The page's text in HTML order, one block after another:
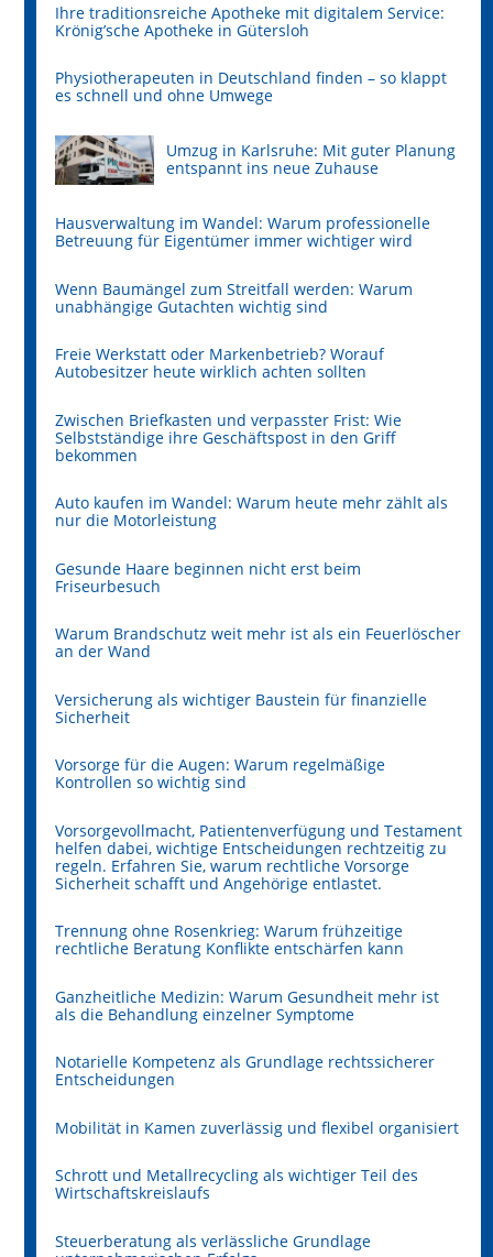
Ihre traditionsreiche Apotheke mit digitalem Service:
Krönig’sche Apotheke in Gütersloh
Physiotherapeuten in Deutschland finden – so klappt
es schnell und ohne Umwege
Umzug in Karlsruhe: Mit guter Planung
entspannt ins neue Zuhause
Hausverwaltung im Wandel: Warum professionelle
Betreuung für Eigentümer immer wichtiger wird
Wenn Baumängel zum Streitfall werden: Warum
unabhängige Gutachten wichtig sind
Freie Werkstatt oder Markenbetrieb? Worauf
Autobesitzer heute wirklich achten sollten
Zwischen Briefkasten und verpasster Frist: Wie
Selbstständige ihre Geschäftspost in den Griff
bekommen
Auto kaufen im Wandel: Warum heute mehr zählt als
nur die Motorleistung
Gesunde Haare beginnen nicht erst beim
Friseurbesuch
Warum Brandschutz weit mehr ist als ein Feuerlöscher
an der Wand
Versicherung als wichtiger Baustein für finanzielle
Sicherheit
Vorsorge für die Augen: Warum regelmäßige
Kontrollen so wichtig sind
Vorsorgevollmacht, Patientenverfügung und Testament
helfen dabei, wichtige Entscheidungen rechtzeitig zu
regeln. Erfahren Sie, warum rechtliche Vorsorge
Sicherheit schafft und Angehörige entlastet.
Trennung ohne Rosenkrieg: Warum frühzeitige
rechtliche Beratung Konflikte entschärfen kann
Ganzheitliche Medizin: Warum Gesundheit mehr ist
als die Behandlung einzelner Symptome
Notarielle Kompetenz als Grundlage rechtssicherer
Entscheidungen
Mobilität in Kamen zuverlässig und flexibel organisiert
Schrott und Metallrecycling als wichtiger Teil des
Wirtschaftskreislaufs
Steuerberatung als verlässliche Grundlage